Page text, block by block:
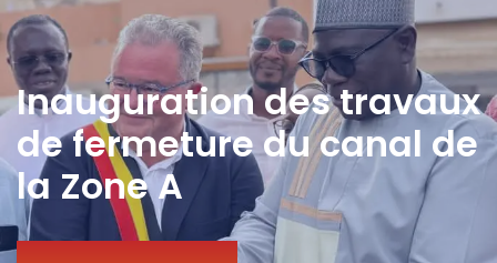
Inauguration des travaux
de fermeture du canal de
la Zone A